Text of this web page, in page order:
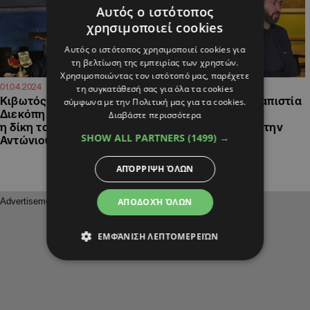
01.04.2024
Κιβωτός του Κόσμου:
Διεκόπη για τις 4 Απριλίου
η δίκη του πατέρα
Αντώνιου
04.01.2024 16:08
Δίωξη για ξέπλυμα, απιστία
και υπεξαίρεση στον
πατέρα Αντώνιο και την
πρεσβυτέρα
Αυτός ο ιστότοπος
χρησιμοποιεί cookies
Αυτός ο ιστότοπος χρησιμοποιεί cookies για
τη βελτίωση της εμπειρίας των χρηστών.
Χρησιμοποιώντας τον ιστότοπό μας, παρέχετε
τη συγκατάθεσή σας για όλα τα cookies
σύμφωνα με την Πολιτική μας για τα cookies.
Διαβάστε περισσότερα
SHOW ALL PARTNERS (1499) →
ΑΠΟΔΟΧΉ ΌΛΩΝ
ΑΠΌΡΡΙΨΗ ΌΛΩΝ
ΕΜΦΆΝΙΣΗ ΛΕΠΤΟΜΕΡΕΙΏΝ